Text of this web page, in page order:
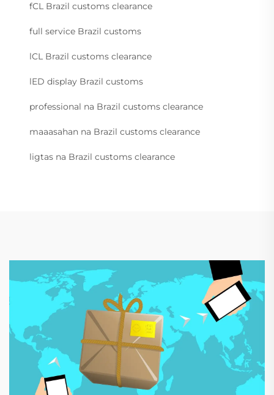
fCL Brazil customs clearance
full service Brazil customs
lCL Brazil customs clearance
lED display Brazil customs
professional na Brazil customs clearance
maaasahan na Brazil customs clearance
ligtas na Brazil customs clearance